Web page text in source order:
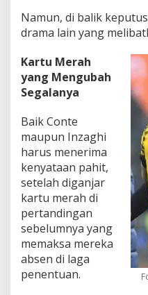
Namun, di balik
drama lain yang
Kartu Merah
yang Mengubah
Segalanya
Baik Conte
maupun Inzaghi
harus menerima
kenyataan pahit,
setelah diganjar
kartu merah di
pertandingan
sebelumnya yang
memaksa mereka
absen di laga
penentuan.